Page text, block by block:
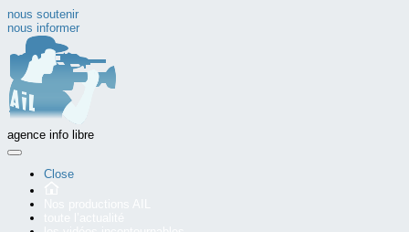
nous soutenir
nous informer
agence info libre
Close